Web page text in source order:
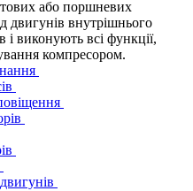
або поршневих
двигунів внутрішнього
і виконують всі функції,
компресором.